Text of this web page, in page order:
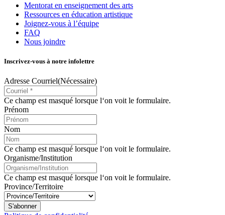
Mentorat en enseignement des arts
Ressources en éducation artistique
Joignez-vous à l’équipe
FAQ
Nous joindre
Inscrivez-vous à notre infolettre
Adresse Courriel(Nécessaire)
Ce champ est masqué lorsque l‘on voit le formulaire.
Prénom
Nom
Ce champ est masqué lorsque l‘on voit le formulaire.
Organisme/Institution
Ce champ est masqué lorsque l‘on voit le formulaire.
Province/Territoire
S'abonner